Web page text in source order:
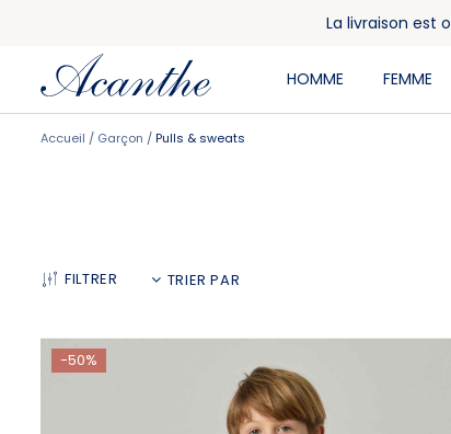
La livraison est
HOMME FEMME
Accueil Garçon Pulls & sweats
FILTRER
-50%